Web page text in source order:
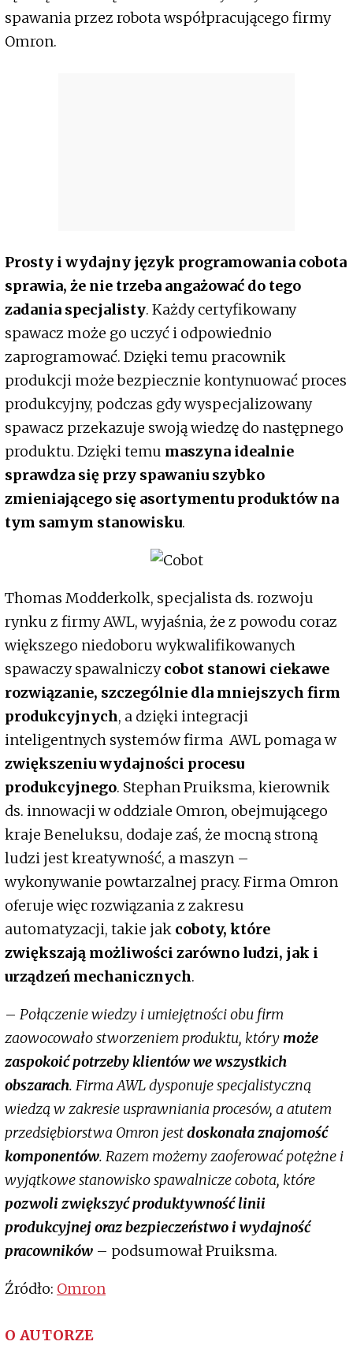
spawania przez robota współpracującego firmy
Omron.
Prosty i wydajny język programowania cobota
sprawia, że nie trzeba angażować do tego
zadania specjalisty. Każdy certyfikowany
spawacz może go uczyć i odpowiednio
zaprogramować. Dzięki temu pracownik
produkcji może bezpiecznie kontynuować proces
produkcyjny, podczas gdy wyspecjalizowany
spawacz przekazuje swoją wiedzę do następnego
produktu. Dzięki temu maszyna idealnie
sprawdza się przy spawaniu szybko
zmieniającego się asortymentu produktów na
tym samym stanowisku.
Thomas Modderkolk, specjalista ds. rozwoju
rynku z firmy AWL, wyjaśnia, że z powodu coraz
większego niedoboru wykwalifikowanych
spawaczy spawalniczycobot stanowi ciekawe
rozwiązanie, szczególnie dla mniejszych firm
produkcyjnych, a dzięki integracji
inteligentnych systemów firma AWL pomaga w
zwiększeniu wydajności procesu
produkcyjnego. Stephan Pruiksma, kierownik
ds. innowacji w oddziale Omron, obejmującego
kraje Beneluksu, dodaje zaś, że mocną stroną
ludzi jest kreatywność, a maszyn –
wykonywanie powtarzalnej pracy. Firma Omron
oferuje więc rozwiązania z zakresu
automatyzacji, takie jak coboty, które
zwiększają możliwości zarówno ludzi, jak i
urządzeń mechanicznych.
– Połączenie wiedzy i umiejętności obu firm
zaowocowało stworzeniem produktu, którymoże
zaspokoić potrzeby klientów we wszystkich
obszarach. Firma AWL dysponuje specjalistyczną
wiedzą w zakresie usprawniania procesów, a atutem
przedsiębiorstwa Omron jestdoskonała znajomość
komponentów. Razem możemy zaoferować potężne i
wyjątkowe stanowisko spawalnicze cobota, które
pozwoli zwiększyć produktywność linii
produkcyjnej oraz bezpieczeństwo i wydajność
pracowników – podsumował Pruiksma.
Źródło: Omron
O AUTORZE